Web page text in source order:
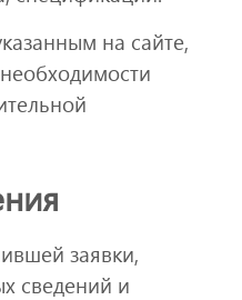
на сайте,
заявки,
сведений и